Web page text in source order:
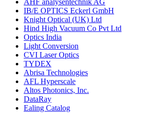
AHF analysentechnik AG
IB/E OPTICS Eckerl GmbH
Knight Optical (UK) Ltd
Hind High Vacuum Co Pvt Ltd
Optics India
Light Conversion
CVI Laser Optics
TYDEX
Abrisa Technologies
AFL Hyperscale
Altos Photonics, Inc.
DataRay
Ealing Catalog